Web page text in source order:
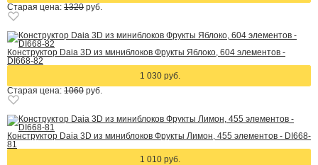
Старая цена: 1320 руб.
Конструктор Daia 3D из миниблоков Фрукты Яблоко, 604 элементов -
DI668-82
1 030 руб.
Старая цена: 1060 руб.
Конструктор Daia 3D из миниблоков Фрукты Лимон, 455 элементов - DI668-
81
1 010 руб.